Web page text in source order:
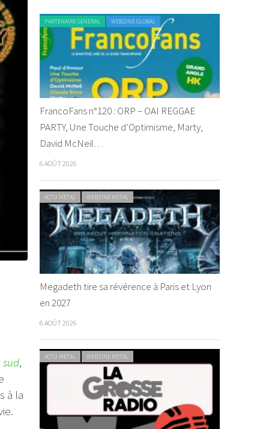
sud,
à la
PARTENAIRE GENERAL WEBZINE GLOBAL
FrancoFans n°120 : ORP – OAI REGGAE
PARTY, Une Touche d’Optimisme, Marty,
David McNeil…
6 AOÛT 2026
ACTU METAL WEBZINE METAL
Megadeth tire sa révérence à Paris et Lyon
en 2027
6 AOÛT 2026
ACTU METAL WEBZINE METAL